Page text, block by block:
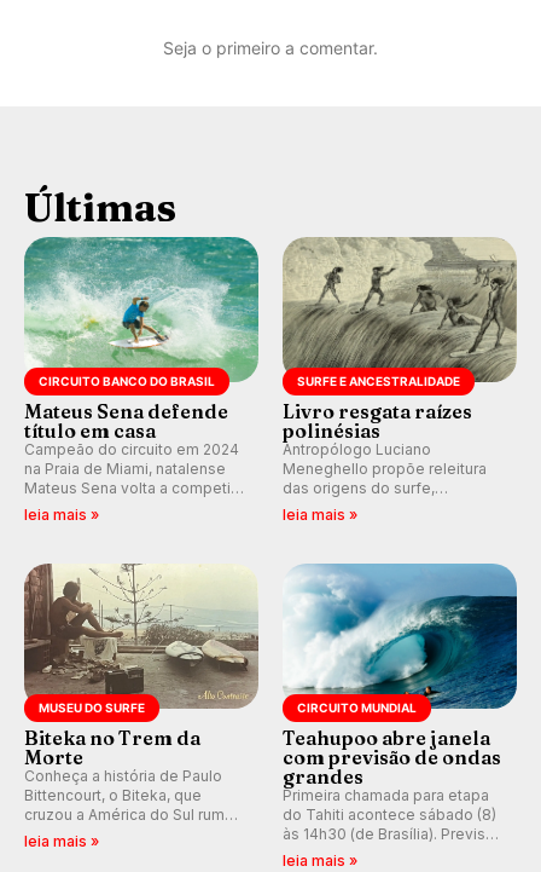
Seja o primeiro a comentar.
Últimas
CIRCUITO BANCO DO BRASIL
Mateus Sena defende
título em casa
Campeão do circuito em 2024
na Praia de Miami, natalense
Mateus Sena volta a competir
em casa em busca de manter a
leia mais »
SURFE E ANCESTRALIDADE
Livro resgata raízes
polinésias
Antropólogo Luciano
Meneghello propõe releitura
das origens do surfe,
resgatando a cultura polinésia
prática em esporte e indústria.
leia mais »
MUSEU DO SURFE
Biteka no Trem da
Morte
Conheça a história de Paulo
Bittencourt, o Biteka, que
cruzou a América do Sul rumo
ao Pacífico em uma jornada
leia mais »
CIRCUITO MUNDIAL
Teahupoo abre janela
com previsão de ondas
grandes
Primeira chamada para etapa
do Tahiti acontece sábado (8)
às 14h30 (de Brasília). Previsão
indica swell consistente.
leia mais »